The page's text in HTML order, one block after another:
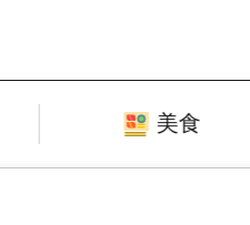
美食